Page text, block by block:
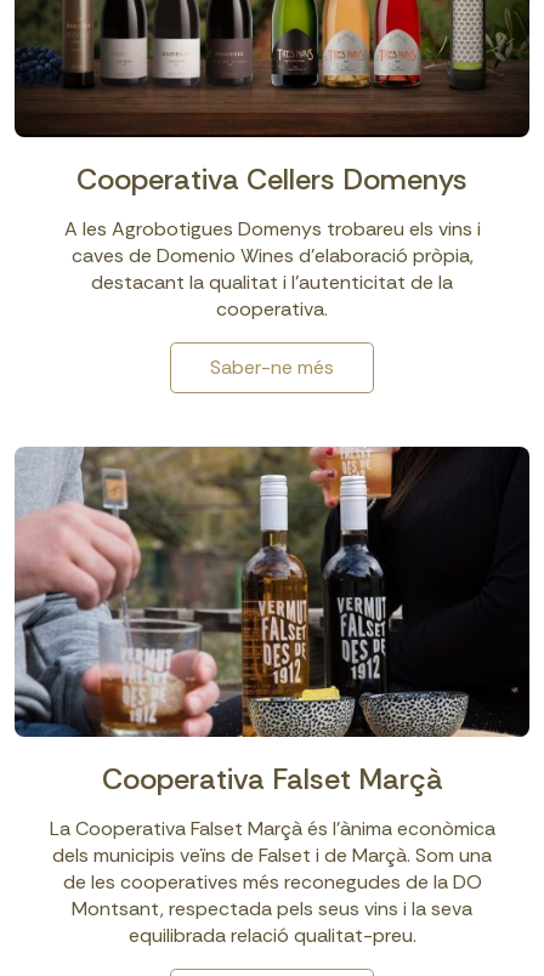
Cooperativa Cellers Domenys
A les Agrobotigues Domenys trobareu els vins i
caves de Domenio Wines d'elaboració pròpia,
destacant la qualitat i l’autenticitat de la
cooperativa.
Saber-ne més
Cooperativa Falset Marçà
La Cooperativa Falset Marçà és l’ànima econòmica
dels municipis veïns de Falset i de Marçà. Som una
de les cooperatives més reconegudes de la DO
Montsant, respectada pels seus vins i la seva
equilibrada relació qualitat-preu.